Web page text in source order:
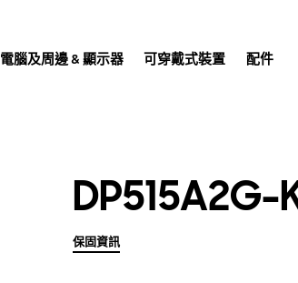
電腦及周邊 & 顯示器 可穿戴式裝置 配件
DP515A2G-
保固資訊